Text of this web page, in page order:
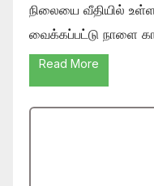
நிலையை வீதியில்
வைக்கப்பட்டு நாளை
Read More